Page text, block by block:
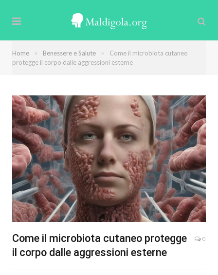
Home » Benessere e Salute »
Come il microbiota cutaneo
protegge il corpo dalle aggressioni esterne
Come il microbiota cutaneo protegge
il corpo dalle aggressioni esterne
0